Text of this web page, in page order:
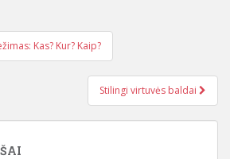
Kas? Kur? Kaip?
Stilingi virtuvės baldai